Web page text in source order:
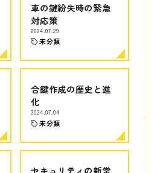
車の鍵紛失時の緊急
対応策
2024.07.29
未分類
合鍵作成の歴史と進
化
2024.07.04
未分類